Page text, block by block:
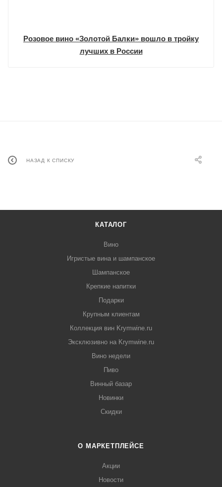
Розовое вино «Золотой Балки» вошло в тройку
лучших в России
НАЗАД К СПИСКУ
КАТАЛОГ
Вино
Игристые вина и шампанское
Шампанское
Крепкие напитки
Подарки
Крупным клиентам
Коллекция вин Krymwine.ru
Эксклюзивно на Krymwine.ru
Вино недели
Пиво
Винный базар
Новинки
Скидки
О МАРКЕТПЛЕЙСЕ
Акции
Новости